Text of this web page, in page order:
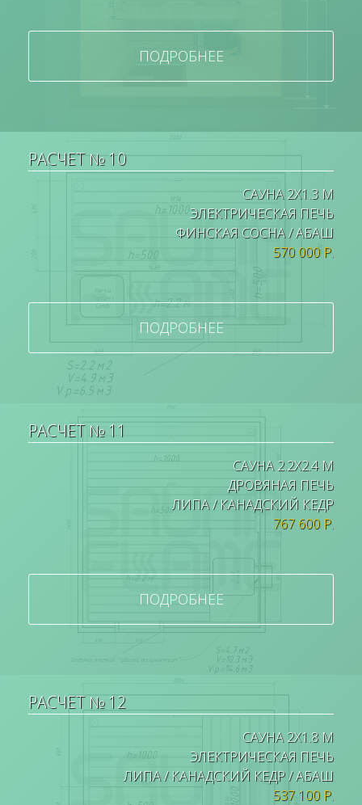
ПОДРОБНЕЕ
РАСЧЕТ № 10
САУНА 2Х1.3 М
ЭЛЕКТРИЧЕСКАЯ ПЕЧЬ
ФИНСКАЯ СОСНА / АБАШ
570 000 Р.
ПОДРОБНЕЕ
РАСЧЕТ № 11
САУНА 2.2Х2.4 М
ДРОВЯНАЯ ПЕЧЬ
ЛИПА / КАНАДСКИЙ КЕДР
767 600 Р.
ПОДРОБНЕЕ
РАСЧЕТ № 12
САУНА 2Х1.8 М
ЭЛЕКТРИЧЕСКАЯ ПЕЧЬ
ЛИПА / КАНАДСКИЙ КЕДР / АБАШ
537 100 Р.